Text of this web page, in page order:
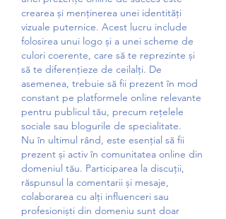
crearea și menținerea unei identități
vizuale puternice. Acest lucru include
folosirea unui logo și a unei scheme de
culori coerente, care să te reprezinte și
să te diferențieze de ceilalți. De
asemenea, trebuie să fii prezent în mod
constant pe platformele online relevante
pentru publicul tău, precum rețelele
sociale sau blogurile de specialitate.
Nu în ultimul rând, este esențial să fii
prezent și activ în comunitatea online din
domeniul tău. Participarea la discuții,
răspunsul la comentarii și mesaje,
colaborarea cu alți influenceri sau
profesioniști din domeniu sunt doar